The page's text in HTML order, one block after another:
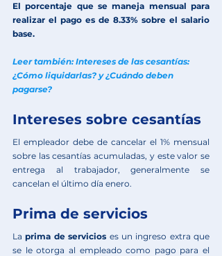
El porcentaje que se maneja mensual para
realizar el pago es de 8.33% sobre el salario
base.
Leer también: Intereses de las cesantías:
¿Cómo liquidarlas? y ¿Cuándo deben
pagarse?
Intereses sobre cesantías
El empleador debe de cancelar el 1% mensual
sobre las cesantías acumuladas, y este valor se
entrega al trabajador, generalmente se
cancelan el último día enero.
Prima de servicios
La prima de servicios es un ingreso extra que
se le otorga al empleado como pago para el